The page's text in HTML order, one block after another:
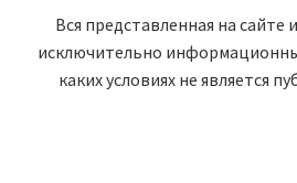
Вся представленная на
исключительно
каких условиях не является